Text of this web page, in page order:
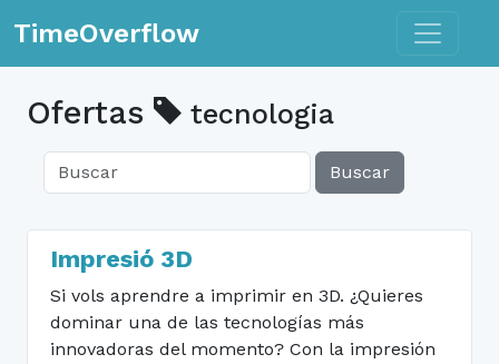
TimeOverflow Toggle
Ofertas tecnologia
Buscar
Impresió 3D
Si vols aprendre a imprimir en 3D. ¿Quieres
dominar una de las tecnologías más
innovadoras del momento? Con la impresión